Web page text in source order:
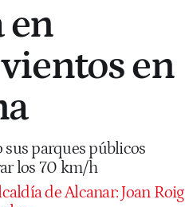
en
en
sus parques públicos
los 70 km/h
de Alcanar: Joan Roig